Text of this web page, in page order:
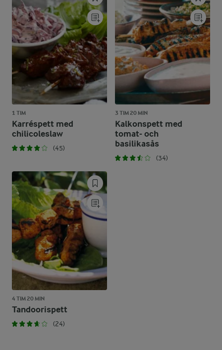
1 TIM
Karréspett med
chilicoleslaw
(45)
3 TIM 20 MIN
Kalkonspett med
tomat- och
basilikasås
(34)
4 TIM 20 MIN
Tandoorispett
(24)